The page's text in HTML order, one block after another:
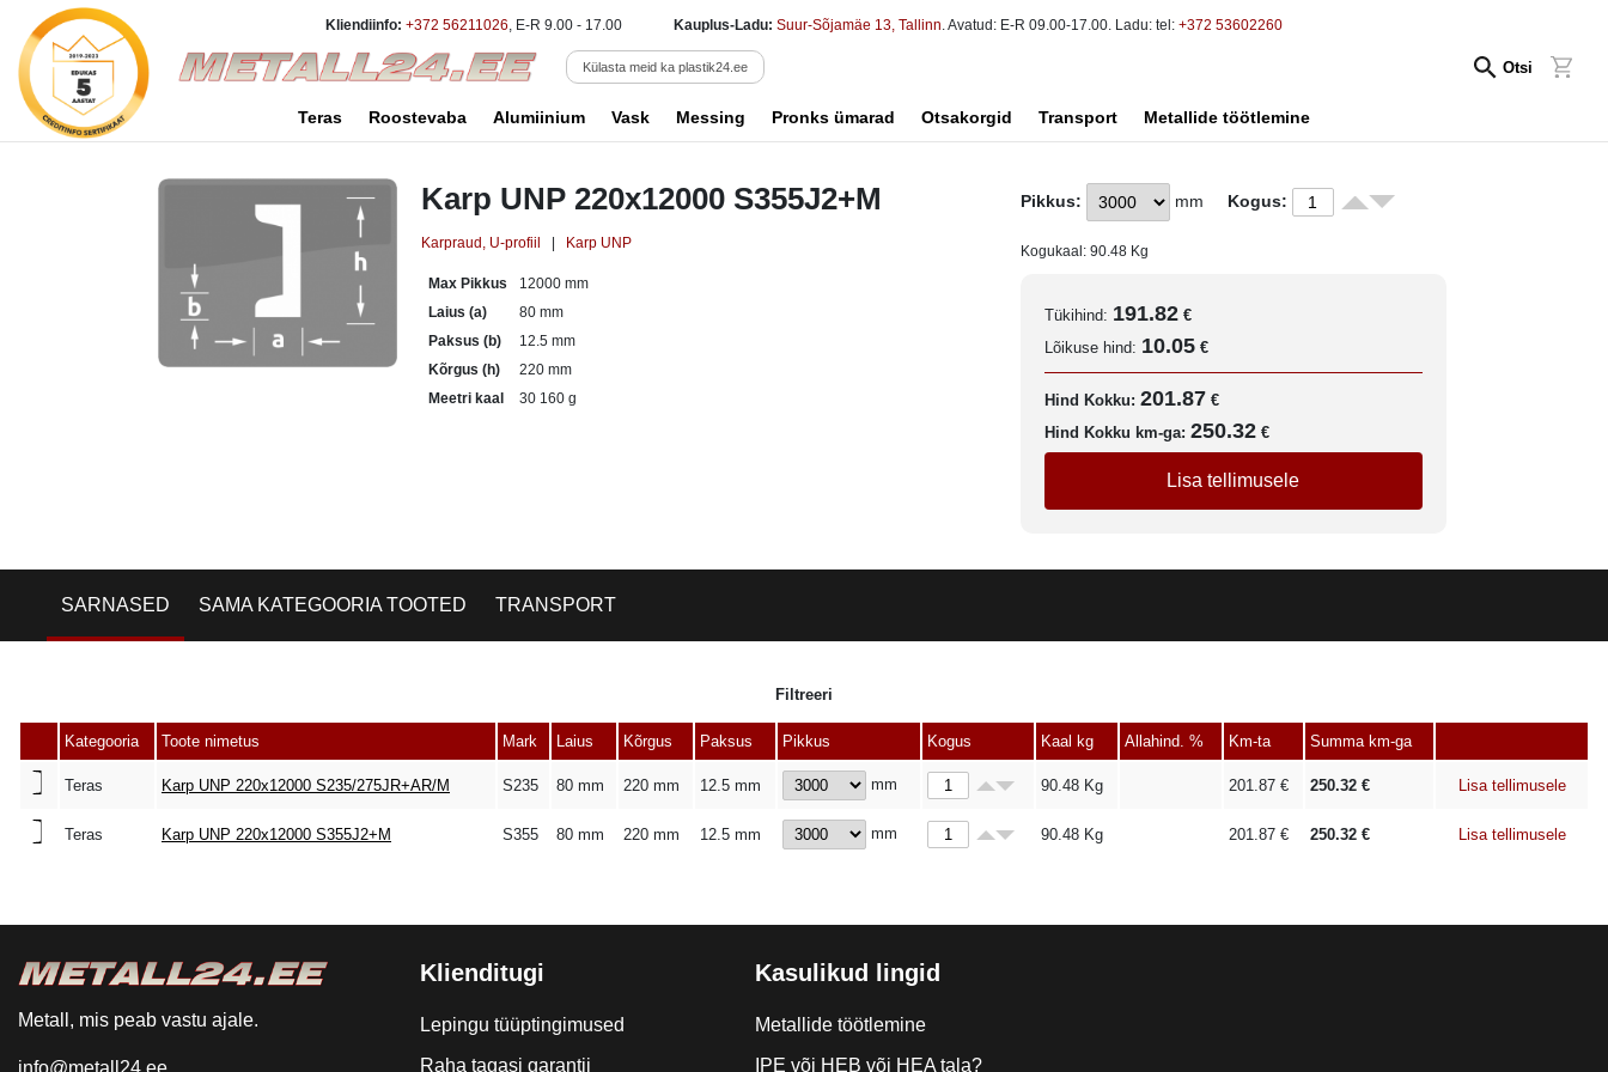
Kliendiinfo: +372 56211026, E-R 9.00 - 17.00 Kauplus-Ladu: Suur-Sõjamäe 13, Tallinn. Avatud: E-R 09.00-17.00. Ladu: tel: +372 53602260
Külasta meid ka plastik24.ee Otsi
Teras Roostevaba Alumiinium Vask Messing Pronks ümarad Otsakorgid Transport Metallide töötlemine
Karp UNP 220x12000 S355J2+M
Karpraud, U-profiil Karp UNP
Max Pikkus
12000 mm
Laius (a)
80 mm
Paksus (b)
12.5 mm
Kõrgus (h)
220 mm
Meetri kaal
30 160 g
Pikkus: mm Kogus:
Kogukaal: 90.48Kg
Tükihind: 191.82 €
Lõikuse hind: 10.05 €
Hind Kokku: 201.87 €
Hind Kokku km-ga: 250.32 €
Lisa tellimusele
SARNASED SAMA KATEGOORIA TOOTED TRANSPORT
Filtreeri
Kategooria Toote nimetus Mark Laius Kõrgus Paksus Pikkus Kogus Kaal kg Allahind. % Km-ta Summa km-ga
Teras Karp UNP 220x12000 S235/275JR+AR/M S235 80 mm 220 mm 12.5 mm mm 90.48 Kg 201.87 € 250.32 € Lisa tellimusele
Teras Karp UNP 220x12000 S355J2+M S355 80 mm 220 mm 12.5 mm mm 90.48 Kg 201.87 € 250.32 € Lisa tellimusele
Metall, mis peab vastu ajale.
info@metall24.ee
Klienditugi
Lepingu tüüptingimused
Raha tagasi garantii
Kasulikud lingid
Metallide töötlemine
IPE või HEB või HEA tala?